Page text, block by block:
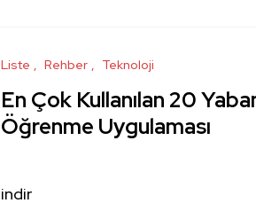
Liste Rehber Teknoloji
En Çok Kullanılan 20
Öğrenme Uygulaması
indir